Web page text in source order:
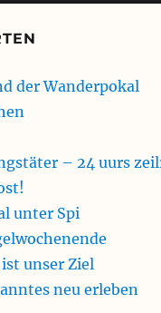
der Wanderpokal
– 24 uurs
unter Spi
unser Ziel
neu erleben